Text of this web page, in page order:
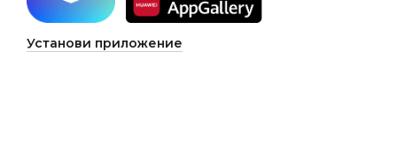
Установи приложение